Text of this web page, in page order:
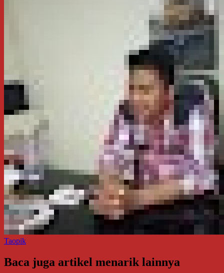
Taopik
Baca juga artikel menarik lainnya